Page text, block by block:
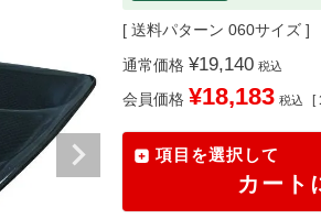
送料パターン 060サイズ
通常価格 ¥19,140 税込
会員価格 ¥18,183 税込 [
項目を選択して
カート